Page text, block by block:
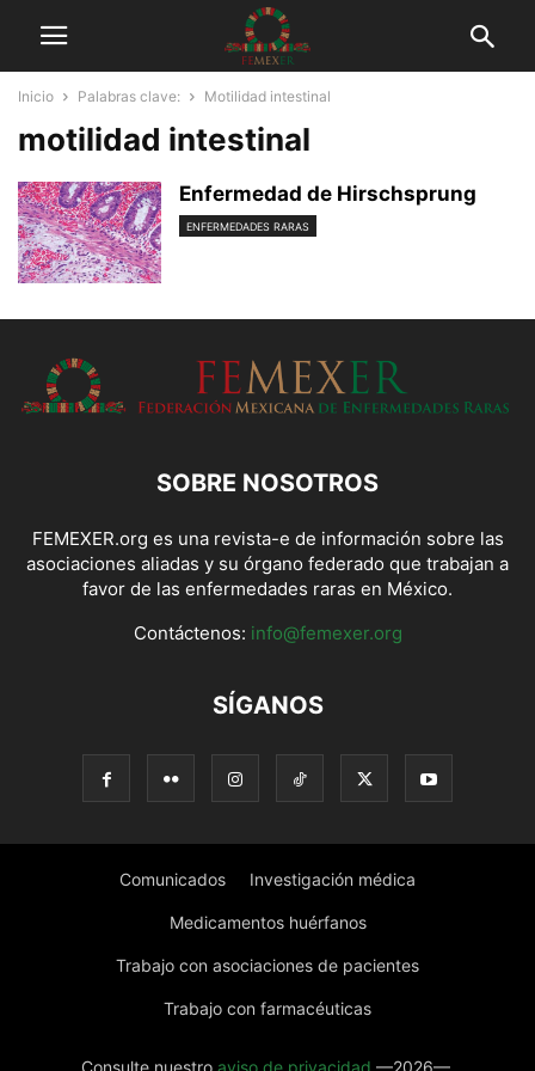
Inicio Palabras clave: Motilidad intestinal
motilidad intestinal
Enfermedad de Hirschsprung
ENFERMEDADES RARAS
SOBRE NOSOTROS
FEMEXER.org es una revista-e de información sobre las
asociaciones aliadas y su órgano federado que trabajan a
favor de las enfermedades raras en México.
Contáctenos: info@femexer.org
SÍGANOS
Comunicados Investigación médica
Medicamentos huérfanos
Trabajo con asociaciones de pacientes
Trabajo con farmacéuticas
Consulte nuestro aviso de privacidad —2026—.